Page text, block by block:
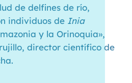
de delfines de río,
individuos de Inia
y la Orinoquia»,
director científico de